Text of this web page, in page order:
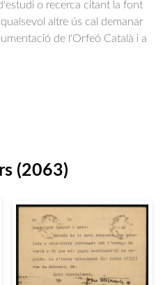
o recerca citant la font
altre ús cal demanar
de l'Orfeó Català i a
(2063)